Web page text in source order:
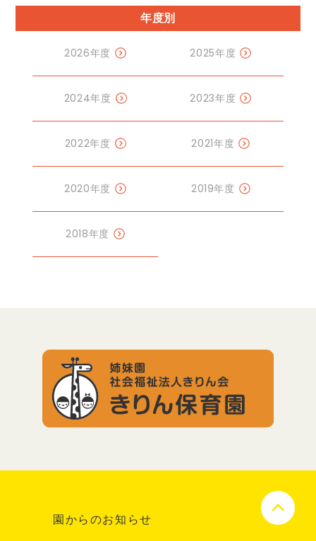
年度別
2026年度 2025年度
2024年度 2023年度
2022年度 2021年度
2020年度 2019年度
2018年度
園からのお知らせ